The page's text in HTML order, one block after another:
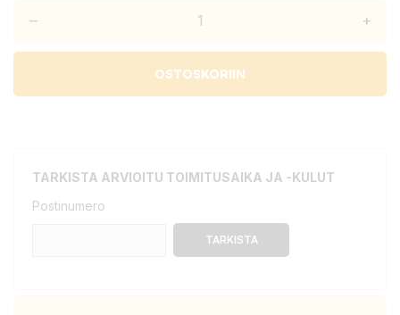
– +
OSTOSKORIIN
TARKISTA ARVIOITU TOIMITUSAIKA JA -KULUT
Postinumero
TARKISTA